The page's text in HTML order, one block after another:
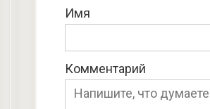
Имя
Комментарий